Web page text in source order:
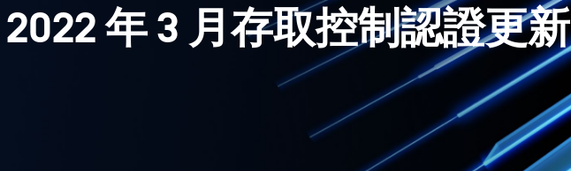
2022 年 3 月存取控制認證更新